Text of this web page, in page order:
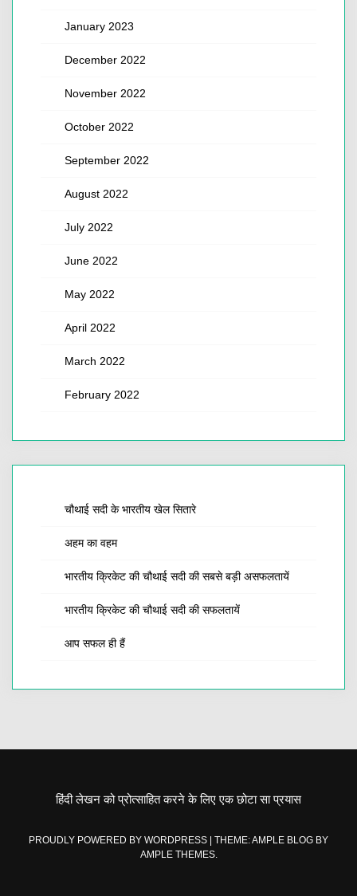
January 2023
December 2022
November 2022
October 2022
September 2022
August 2022
July 2022
June 2022
May 2022
April 2022
March 2022
February 2022
चौथाई सदी के भारतीय खेल सितारे
अहम का वहम
भारतीय क्रिकेट की चौथाई सदी की सबसे बड़ी असफलतायें
भारतीय क्रिकेट की चौथाई सदी की सफलतायें
आप सफल ही हैं
हिंदी लेखन को प्रोत्साहित करने के लिए एक छोटा सा प्रयास
PROUDLY POWERED BY WORDPRESS
THEME: AMPLE BLOG BY
AMPLE THEMES.